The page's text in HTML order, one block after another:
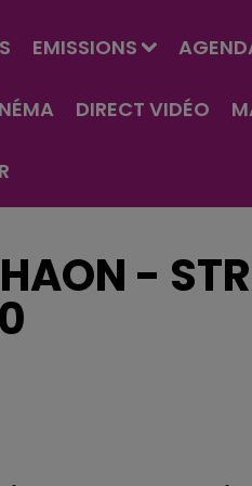
EMISSIONS
DIRECT VIDÉO
-